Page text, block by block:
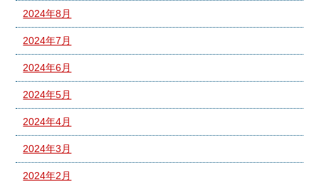
2024年8月
2024年7月
2024年6月
2024年5月
2024年4月
2024年3月
2024年2月